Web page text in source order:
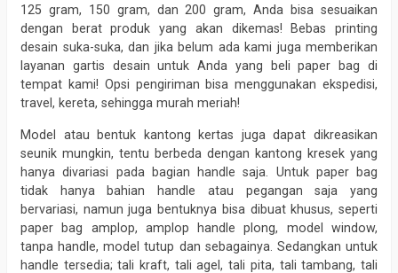
125 gram, 150 gram, dan 200 gram, Anda bisa sesuaikan
dengan berat produk yang akan dikemas! Bebas printing
desain suka-suka, dan jika belum ada kami juga memberikan
layanan gartis desain untuk Anda yang beli paper bag di
tempat kami! Opsi pengiriman bisa menggunakan ekspedisi,
travel, kereta, sehingga murah meriah!
Model atau bentuk kantong kertas juga dapat dikreasikan
seunik mungkin, tentu berbeda dengan kantong kresek yang
hanya divariasi pada bagian handle saja. Untuk paper bag
tidak hanya bahian handle atau pegangan saja yang
bervariasi, namun juga bentuknya bisa dibuat khusus, seperti
paper bag amplop, amplop handle plong, model window,
tanpa handle, model tutup dan sebagainya. Sedangkan untuk
handle tersedia; tali kraft, tali agel, tali pita, tali tambang, tali